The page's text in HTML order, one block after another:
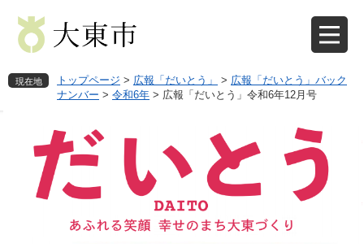
先
を 現在地 トップページ > 広報「だいとう」 > 広報「だいとう」バック
ナンバー > 令和6年 > 広報「だいとう」令和6年12月号